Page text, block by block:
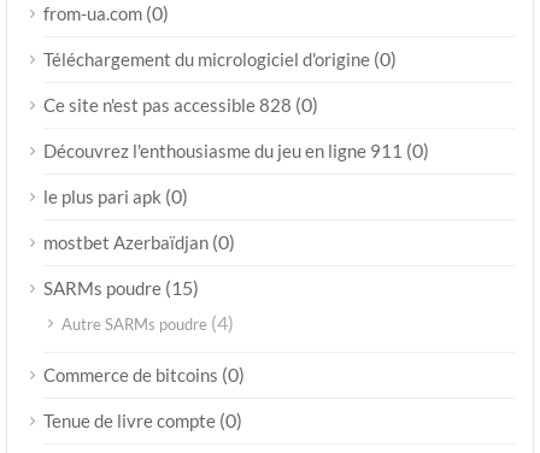
from-ua.com (0)
Téléchargement du micrologiciel d'origine (0)
Ce site n'est pas accessible 828 (0)
Découvrez l'enthousiasme du jeu en ligne 911 (0)
le plus pari apk (0)
mostbet Azerbaïdjan (0)
SARMs poudre (15)
Autre SARMs poudre (4)
Commerce de bitcoins (0)
Tenue de livre compte (0)